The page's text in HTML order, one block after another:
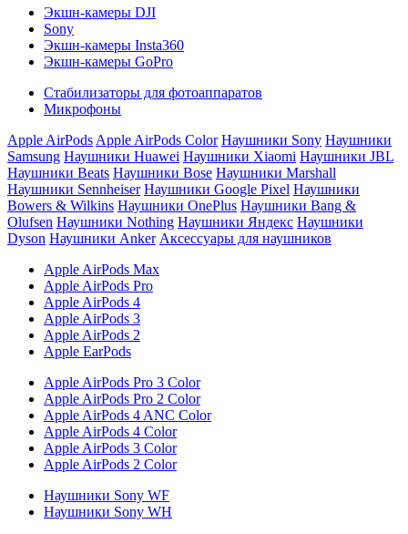
Экшн-камеры DJI
Sony
Экшн-камеры Insta360
Экшн-камеры GoPro
Стабилизаторы для фотоаппаратов
Микрофоны
Apple AirPods Apple AirPods Color Наушники Sony Наушники
Samsung Наушники Huawei Наушники Xiaomi Наушники JBL
Наушники Beats Наушники Bose Наушники Marshall
Наушники Sennheiser Наушники Google Pixel Наушники
Bowers & Wilkins Наушники OnePlus Наушники Bang &
Olufsen Наушники Nothing Наушники Яндекс Наушники
Dyson Наушники Anker Аксессуары для наушников
Apple AirPods Max
Apple AirPods Pro
Apple AirPods 4
Apple AirPods 3
Apple AirPods 2
Apple EarPods
Apple AirPods Pro 3 Color
Apple AirPods Pro 2 Color
Apple AirPods 4 ANC Color
Apple AirPods 4 Color
Apple AirPods 3 Color
Apple AirPods 2 Color
Наушники Sony WF
Наушники Sony WH